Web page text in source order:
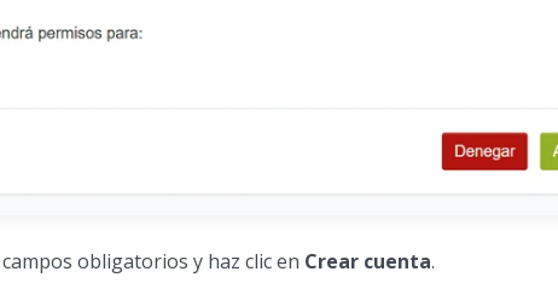
obligatorios y haz clic en Crear cuenta.